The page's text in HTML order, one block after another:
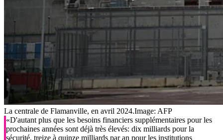
La centrale de Flamanville, en avril 2024.Image: AFP
«D'autant plus que les besoins financiers supplémentaires pour les
prochaines années sont déjà très élevés: dix milliards pour la
sécurité, treize à quinze milliards par an pour les institutions